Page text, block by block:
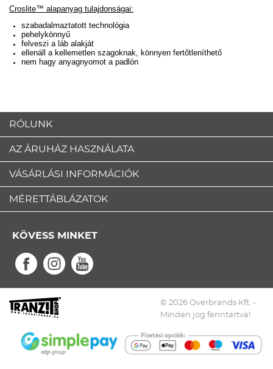
Croslite™ alapanyag tulajdonságai:
szabadalmaztatott technológia
pehelykönnyű
felveszi a láb alakját
ellenáll a kellemetlen szagoknak, könnyen fertőtleníthető
nem hagy anyagnyomot a padlón
RÓLUNK
AZ ÁRUHÁZ HASZNÁLATA
VÁSÁRLÁSI INFORMÁCIÓK
MÉRETTÁBLÁZATOK
KÖVESS MINKET
© 2026 Overbrands Kft. -
Minden jog fenntartva!